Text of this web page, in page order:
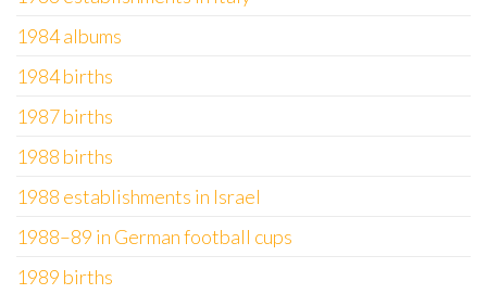
1984 albums
1984 births
1987 births
1988 births
1988 establishments in Israel
1988–89 in German football cups
1989 births